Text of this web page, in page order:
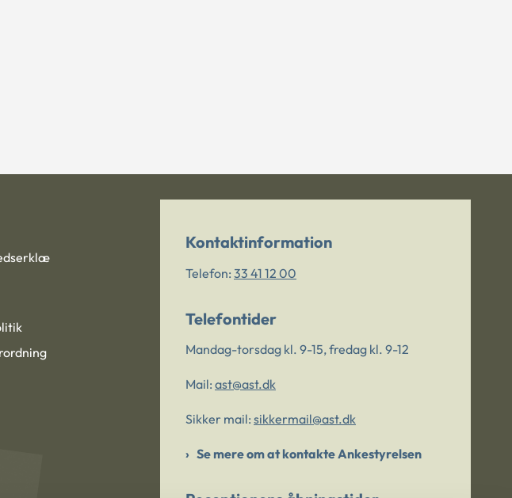
Kontaktinformation
Telefon: 33 41 12 00
Telefontider
Mandag-torsdag kl. 9-15, fredag kl. 9-12
Mail: ast@ast.dk
Sikker mail: sikkermail@ast.dk
Se mere om at kontakte Ankestyrelsen